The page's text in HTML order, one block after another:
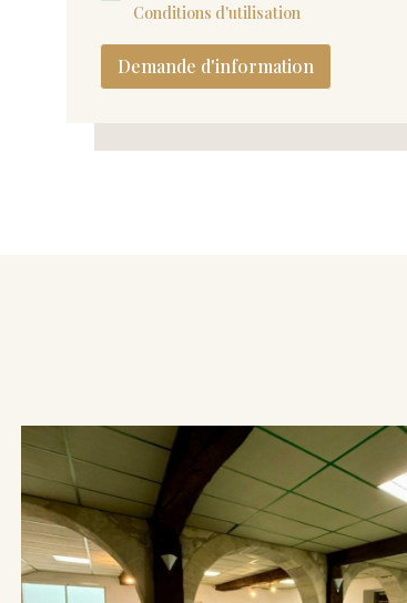
Conditions d'utilisation
Demande d'information